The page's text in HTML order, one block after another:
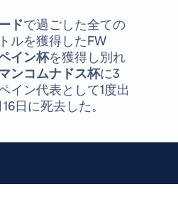
ドで過ごした全ての
ルを獲得したFW
イン杯を獲得し別れ
ンコムナドス杯に3
イン代表として1度出
日に死去した。